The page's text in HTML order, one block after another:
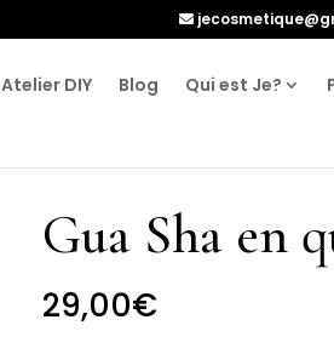
Atelier DIY Blog Qui est Je?
Gua Sha en
29,00€